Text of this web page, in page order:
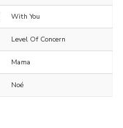
With You
Level Of Concern
Mama
Noé